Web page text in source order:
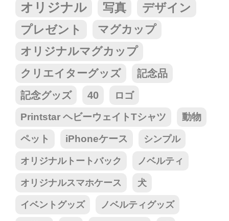
オリジナル 写真
デザイン
プレゼント
マグカップ
オリジナルマグカップ
クリエイターグッズ
記念品
記念グッズ
40 ロゴ
Printstar ヘビーウェイトTシャツ 動物
ペット iPhoneケース シンプル
オリジナルトートバック ノベルティ
オリジナルスマホケース 犬
イベントグッズ ノベルティグッズ